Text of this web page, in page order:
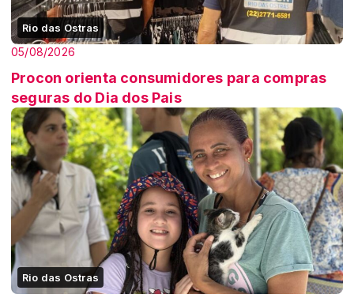
Rio das Ostras
05/08/2026
Procon orienta consumidores para compras
seguras do Dia dos Pais
Rio das Ostras